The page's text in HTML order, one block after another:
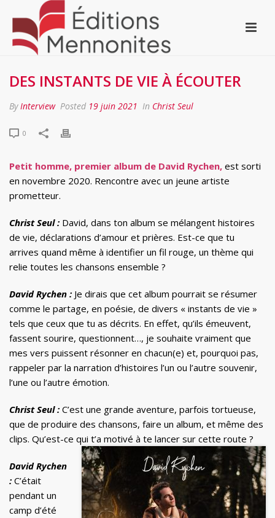
DES INSTANTS DE VIE À ÉCOUTER
ByInterview Posted 19 juin 2021 In Christ Seul
0
Petit homme, premier album de David Rychen, est sorti
en novembre 2020. Rencontre avec un jeune artiste
prometteur.
Christ Seul : David, dans ton album se mélangent histoires
de vie, déclarations d’amour et prières. Est-ce que tu
arrives quand même à identifier un fil rouge, un thème qui
relie toutes les chansons ensemble ?
David Rychen : Je dirais que cet album pourrait se résumer
comme le partage, en poésie, de divers « instants de vie »
tels que ceux que tu as décrits. En effet, qu’ils émeuvent,
fassent sourire, questionnent…, je souhaite vraiment que
mes vers puissent résonner en chacun(e) et, pourquoi pas,
rappeler par la narration d’histoires l’un ou l’autre souvenir,
l’une ou l’autre émotion.
Christ Seul : C’est une grande aventure, parfois tortueuse,
que de produire des chansons, faire un album, et même des
clips. Qu’est-ce qui t’a motivé à te lancer sur cette route ?
David Rychen
: C’était
pendant un
camp d’été